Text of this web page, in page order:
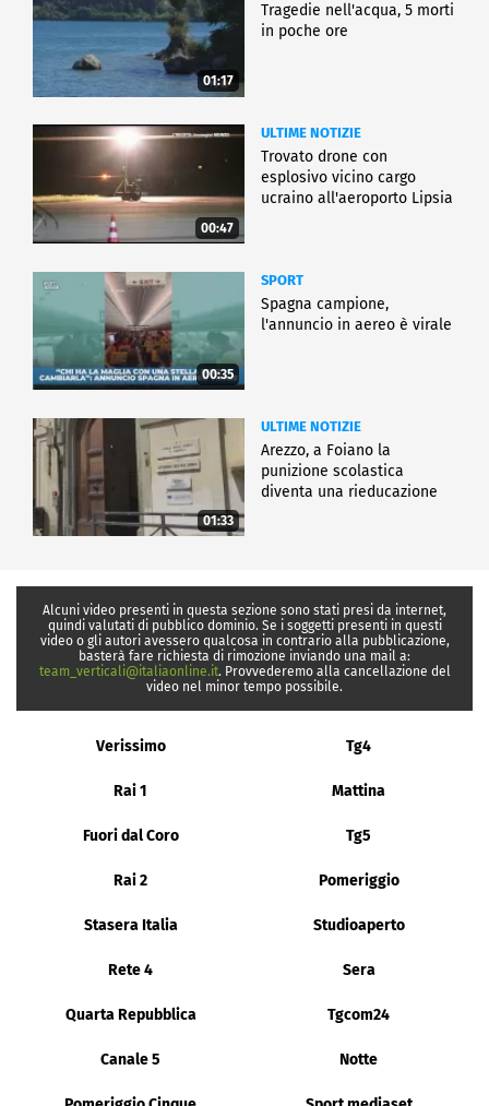
01:17
Tragedie nell'acqua, 5 morti
in poche ore
00:47
ULTIME NOTIZIE
Trovato drone con
esplosivo vicino cargo
ucraino all'aeroporto Lipsia
00:35
SPORT
Spagna campione,
l'annuncio in aereo è virale
01:33
ULTIME NOTIZIE
Arezzo, a Foiano la
punizione scolastica
diventa una rieducazione
Alcuni video presenti in questa sezione sono stati presi da internet,
quindi valutati di pubblico dominio. Se i soggetti presenti in questi
video o gli autori avessero qualcosa in contrario alla pubblicazione,
basterà fare richiesta di rimozione inviando una mail a:
team_verticali@italiaonline.it. Provvederemo alla cancellazione del
video nel minor tempo possibile.
Verissimo Tg4
Rai 1 Mattina
Fuori dal Coro Tg5
Rai 2 Pomeriggio
Stasera Italia Studioaperto
Rete 4 Sera
Quarta Repubblica Tgcom24
Canale 5 Notte